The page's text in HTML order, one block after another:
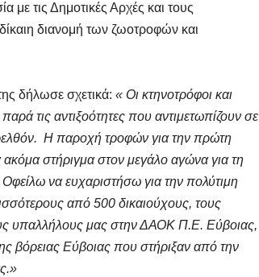
με τις Δημοτικές Αρχές και τους
διανομή των ζωοτροφών και
δήλωσε σχετικά: « Οι κτηνοτρόφοι και
τις αντιξοότητες που αντιμετωπίζουν σε
Η παροχή τροφών για την πρώτη
στήριγμα στον μεγάλο αγώνα για τη
να ευχαριστήσω για την πολύτιμη
από 500 δικαιούχους, τους
υπαλλήλους μας στην ΔΑΟΚ Π.Ε. Εύβοιας,
βόρειας Εύβοιας που στήριξαν από την